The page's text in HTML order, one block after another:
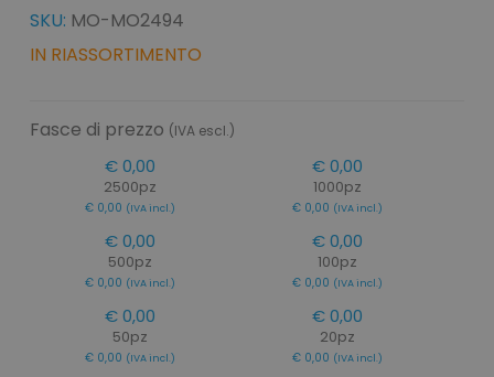
SKU: MO-MO2494
IN RIASSORTIMENTO
Fasce di prezzo (IVA escl.)
€ 0,00
2500pz
€ 0,00 (IVA incl.)
€ 0,00
1000pz
€ 0,00 (IVA incl.)
€ 0,00
500pz
€ 0,00 (IVA incl.)
€ 0,00
100pz
€ 0,00 (IVA incl.)
€ 0,00
50pz
€ 0,00 (IVA incl.)
€ 0,00
20pz
€ 0,00 (IVA incl.)